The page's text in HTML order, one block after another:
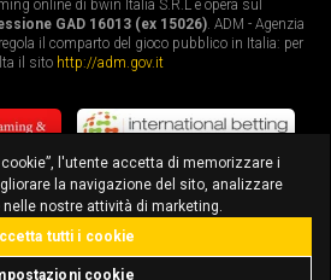
online di bwin Italia S.R.L e opera sul
GAD 16013 (ex 15026). ADM - Agenzia
il comparto del gioco pubblico in Italia: per
il sito http://adm.gov.it
scarica l'app
l'utente accetta di memorizzare i
la navigazione del sito, analizzare
nostre attività di marketing.
cookie
tutti i cookie